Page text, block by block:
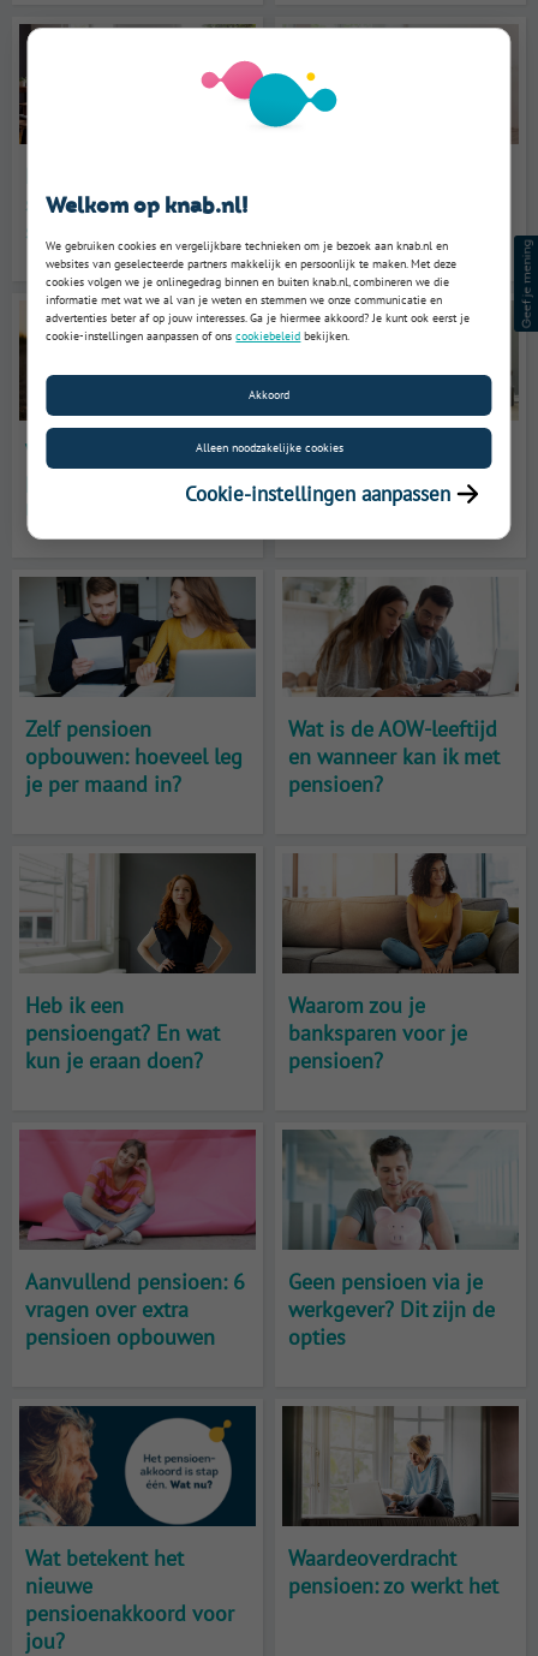
samenvoegen: wat is
slim in 2026?
Vervroegd met
pensioen? Dit zijn de
Gemiddeld pensioen in
2026: hoeveel krijg je
per maand?
Zelf pensioen
opbouwen: hoeveel leg
je per maand in?
Wat is de AOW-leeftijd
en wanneer kan ik met
pensioen?
Heb ik een
pensioengat? En wat
kun je eraan doen?
Waarom zou je
banksparen voor je
pensioen?
Aanvullend pensioen: 6
vragen over extra
pensioen opbouwen
Geen pensioen via je
werkgever? Dit zijn de
opties
Wat betekent het
nieuwe
pensioenakkoord voor
jou?
Waardeoverdracht
pensioen: zo werkt het
Welkom op knab.nl!
We gebruiken cookies en vergelijkbare technieken om je bezoek aan knab.nl en
websites van geselecteerde partners makkelijk en persoonlijk te maken. Met deze
cookies volgen we je onlinegedrag binnen en buiten knab.nl, combineren we die
informatie met wat we al van je weten en stemmen we onze communicatie en
advertenties beter af op jouw interesses. Ga je hiermee akkoord? Je kunt ook eerst je
cookie-instellingen aanpassen of onscookiebeleid bekijken.
Akkoord
Alleen noodzakelijke cookies
Cookie-instellingen aanpassen